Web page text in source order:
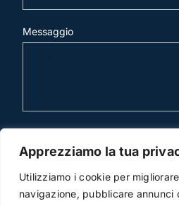
Apprezziamo la tua
Utilizziamo i cookie per
navigazione, pubblicare annunci
Messaggio